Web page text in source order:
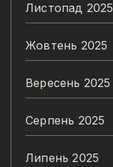
Листопад 2025
Жовтень 2025
Вересень 2025
Серпень 2025
Липень 2025